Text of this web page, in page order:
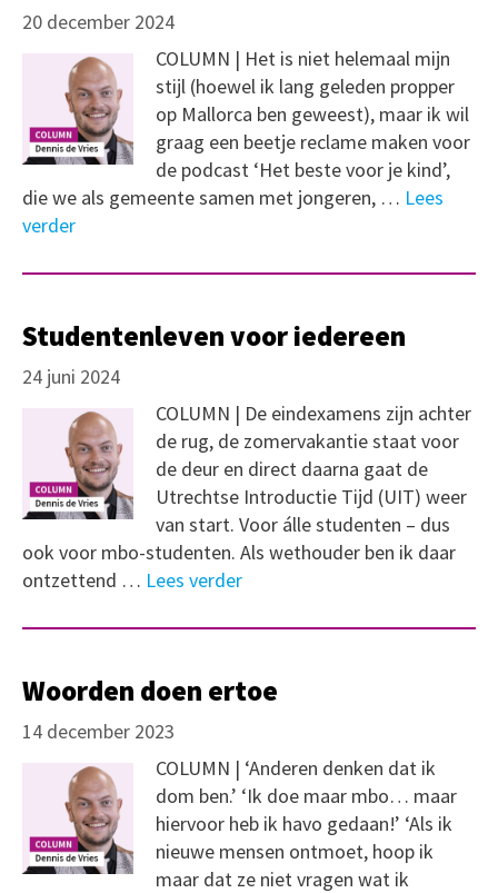
20 december 2024
COLUMN | Het is niet helemaal mijn
stijl (hoewel ik lang geleden propper
op Mallorca ben geweest), maar ik wil
graag een beetje reclame maken voor
de podcast ‘Het beste voor je kind’,
die we als gemeente samen met jongeren, … Lees
verder
Studentenleven voor iedereen
24 juni 2024
COLUMN | De eindexamens zijn achter
de rug, de zomervakantie staat voor
de deur en direct daarna gaat de
Utrechtse Introductie Tijd (UIT) weer
van start. Voor álle studenten – dus
ook voor mbo-studenten. Als wethouder ben ik daar
ontzettend … Lees verder
Woorden doen ertoe
14 december 2023
COLUMN | ‘Anderen denken dat ik
dom ben.’ ‘Ik doe maar mbo… maar
hiervoor heb ik havo gedaan!’ ‘Als ik
nieuwe mensen ontmoet, hoop ik
maar dat ze niet vragen wat ik